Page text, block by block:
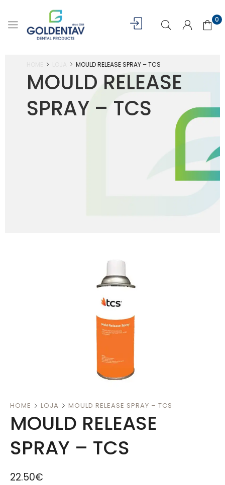
0
MOULD RELEASE
SPRAY – TCS
MOULD RELEASE SPRAY – TCS
HOME LOJA MOULD RELEASE SPRAY – TCS
MOULD RELEASE
SPRAY – TCS
22.50€